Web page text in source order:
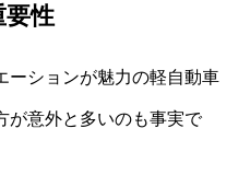
要性
ーションが魅力の軽自動車
が意外と多いのも事実で